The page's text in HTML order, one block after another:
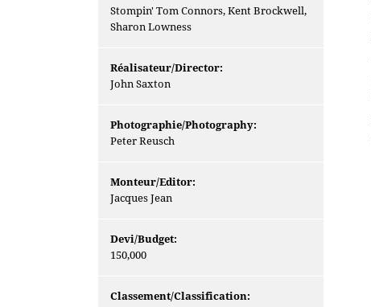
Stompin' Tom Connors, Kent Brockwell,
Sharon Lowness
Réalisateur/Director:
John Saxton
Photographie/Photography:
Peter Reusch
Monteur/Editor:
Jacques Jean
Devi/Budget:
150,000
Classement/Classification: